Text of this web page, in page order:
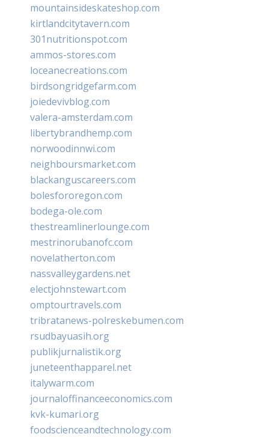
mountainsideskateshop.com
kirtlandcitytavern.com
301nutritionspot.com
ammos-stores.com
loceanecreations.com
birdsongridgefarm.com
joiedevivblog.com
valera-amsterdam.com
libertybrandhemp.com
norwoodinnwi.com
neighboursmarket.com
blackanguscareers.com
bolesfororegon.com
bodega-ole.com
thestreamlinerlounge.com
mestrinorubanofc.com
novelatherton.com
nassvalleygardens.net
electjohnstewart.com
omptourtravels.com
tribratanews-polreskebumen.com
rsudbayuasih.org
publikjurnalistik.org
juneteenthapparel.net
italywarm.com
journaloffinanceeconomics.com
kvk-kumari.org
foodscienceandtechnology.com